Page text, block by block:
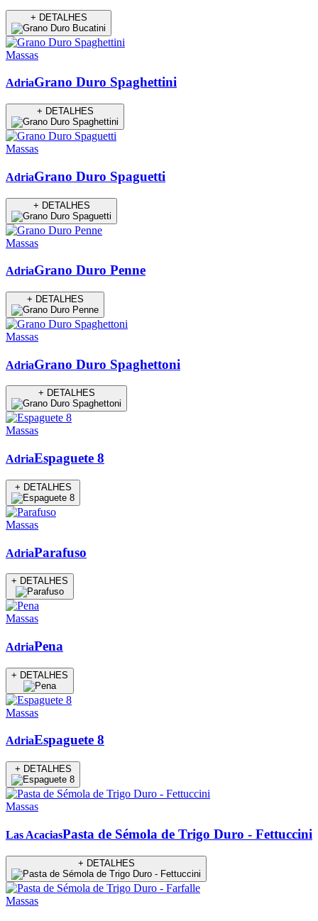
+ DETALHES
Massas
AdriaGrano Duro Spaghettini
+ DETALHES
Massas
AdriaGrano Duro Spaguetti
+ DETALHES
Massas
AdriaGrano Duro Penne
+ DETALHES
Massas
AdriaGrano Duro Spaghettoni
+ DETALHES
Massas
AdriaEspaguete 8
+ DETALHES
Massas
AdriaParafuso
+ DETALHES
Massas
AdriaPena
+ DETALHES
Massas
AdriaEspaguete 8
+ DETALHES
Massas
Las AcaciasPasta de Sémola de Trigo Duro - Fettuccini
+ DETALHES
Massas